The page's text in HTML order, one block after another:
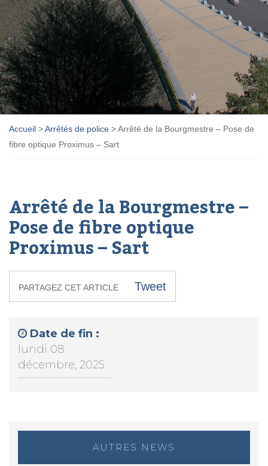
Accueil >Arrêtés de police >Arrêté de la Bourgmestre – Pose de
fibre optique Proximus – Sart
Arrêté de la Bourgmestre –
Pose de fibre optique
Proximus – Sart
PARTAGEZ CET ARTICLE Tweet
Date de fin :
lundi 08
décembre, 2025
AUTRES NEWS